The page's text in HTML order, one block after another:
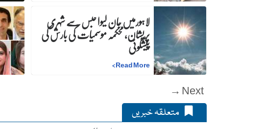
لاہورمیں جان لیوا حبس سے شہری
پریشان، محکمہ موسمیات کی بارش کی
پیشگوئی
Read More
>
Next →
متعلقہ خبریں